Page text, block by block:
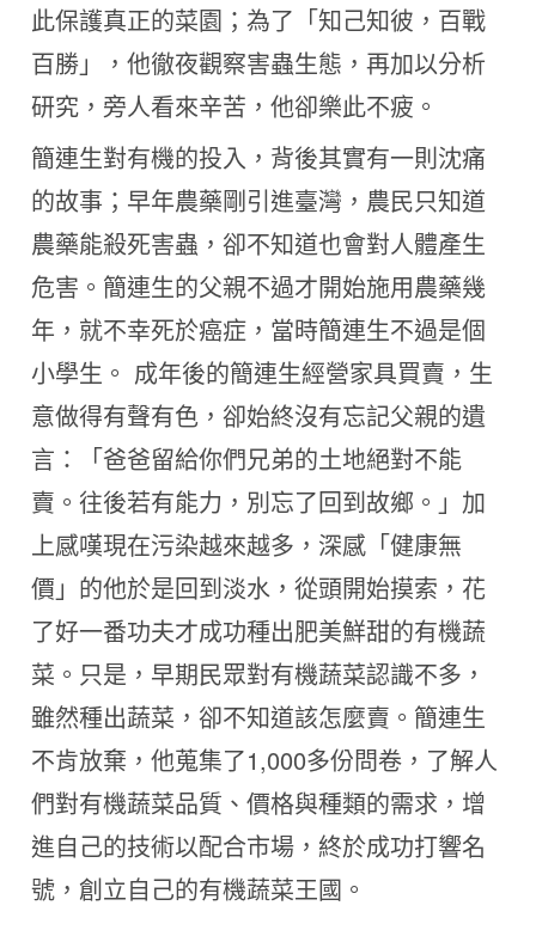
此保護真正的菜園；為了「知己知彼，百戰
百勝」，他徹夜觀察害蟲生態，再加以分析
研究，旁人看來辛苦，他卻樂此不疲。
簡連生對有機的投入，背後其實有一則沈痛
的故事；早年農藥剛引進臺灣，農民只知道
農藥能殺死害蟲，卻不知道也會對人體產生
危害。簡連生的父親不過才開始施用農藥幾
年，就不幸死於癌症，當時簡連生不過是個
小學生。 成年後的簡連生經營家具買賣，生
意做得有聲有色，卻始終沒有忘記父親的遺
言：「爸爸留給你們兄弟的土地絕對不能
賣。往後若有能力，別忘了回到故鄉。」加
上感嘆現在污染越來越多，深感「健康無
價」的他於是回到淡水，從頭開始摸索，花
了好一番功夫才成功種出肥美鮮甜的有機蔬
菜。只是，早期民眾對有機蔬菜認識不多，
雖然種出蔬菜，卻不知道該怎麼賣。簡連生
不肯放棄，他蒐集了1,000多份問卷，了解人
們對有機蔬菜品質、價格與種類的需求，增
進自己的技術以配合市場，終於成功打響名
號，創立自己的有機蔬菜王國。